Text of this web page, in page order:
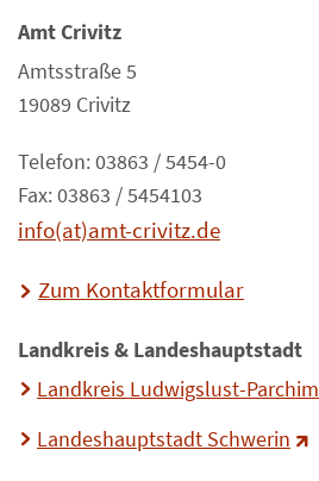
Amt Crivitz
Amtsstraße 5
19089 Crivitz
Telefon: 03863 / 5454-0
Fax: 03863 / 5454103
info(at)amt-crivitz.de
Zum Kontaktformular
Landkreis & Landeshauptstadt
Landkreis Ludwigslust-Parchim
Landeshauptstadt Schwerin